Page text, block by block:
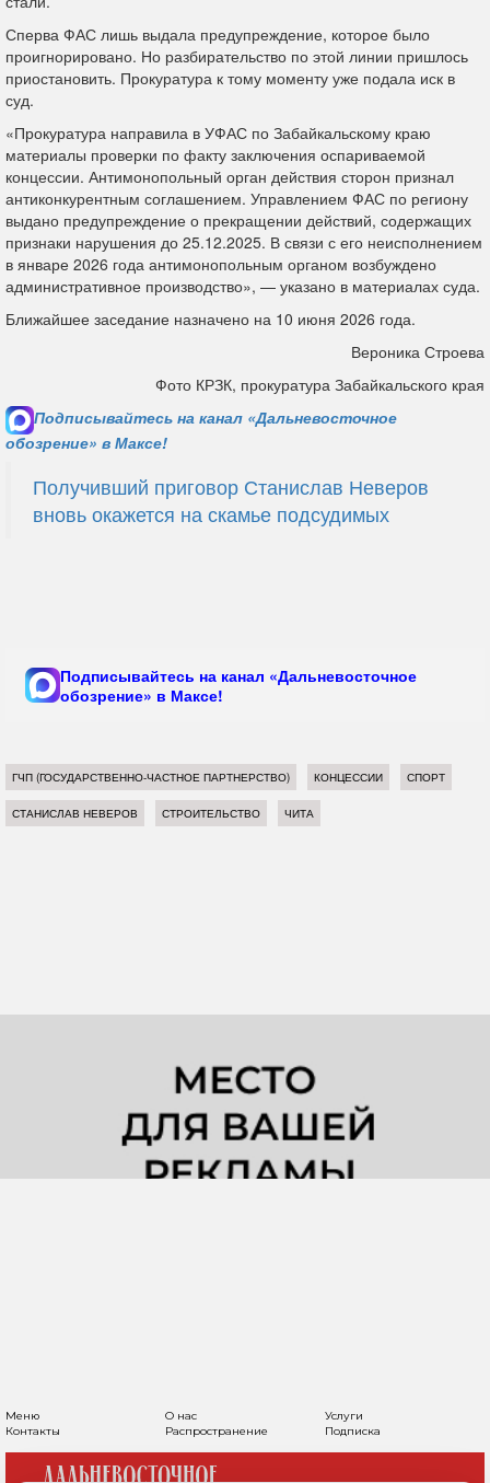
Сперва ФАС лишь выдала предупреждение, которое было
проигнорировано. Но разбирательство по этой линии пришлось
приостановить. Прокуратура к тому моменту уже подала иск в
суд.
«Прокуратура направила в УФАС по Забайкальскому краю
материалы проверки по факту заключения оспариваемой
концессии. Антимонопольный орган действия сторон признал
антиконкурентным соглашением. Управлением ФАС по региону
выдано предупреждение о прекращении действий, содержащих
признаки нарушения до 25.12.2025. В связи с его неисполнением
в январе 2026 года антимонопольным органом возбуждено
административное производство», — указано в материалах суда.
Ближайшее заседание назначено на 10 июня 2026 года.
Вероника Строева
Фото КРЗК, прокуратура Забайкальского края
Подписывайтесь на канал «Дальневосточное
обозрение» в Максе!
Получивший приговор Станислав Неверов
вновь окажется на скамье подсудимых
Подписывайтесь на канал «Дальневосточное
обозрение» в Максе!
ГЧП (ГОСУДАРСТВЕННО-ЧАСТНОЕ ПАРТНЕРСТВО) КОНЦЕССИИ СПОРТ
СТАНИСЛАВ НЕВЕРОВ СТРОИТЕЛЬСТВО ЧИТА
Меню О нас
Услуги
Контакты
Распространение Подписка